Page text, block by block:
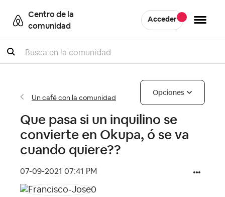
Centro de la
comunidad
Acceder
Buscar
Un café con la comunidad
Opciones
Que pasa si un inquilino se
convierte en Okupa, ó se va
cuando quiere??
‎07-09-2021 07:41 PM